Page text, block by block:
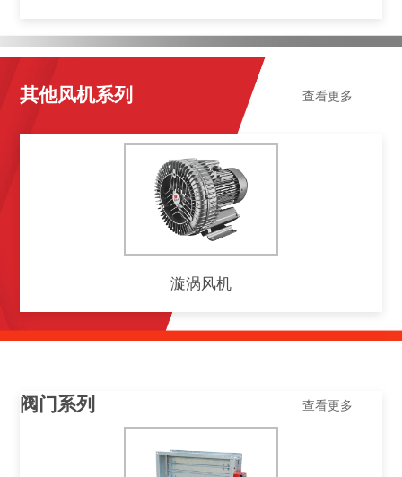
其他风机系列 查看更多
漩涡风机
阀门系列 查看更多